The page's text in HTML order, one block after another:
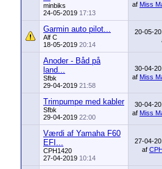
minbiks
24-05-2019 17:13
af Miss
Garmin auto pilot...
Alf C
18-05-2019 20:14
20-05-
Anoder - Båd på
land...
Sfbk
29-04-2019 21:58
30-04-
af Miss
Trimpumpe med kabler
Sfbk
29-04-2019 22:00
30-04-
af Miss
Værdi af Yamaha F60
EFI...
CPH1420
27-04-2019 10:14
27-04-
af